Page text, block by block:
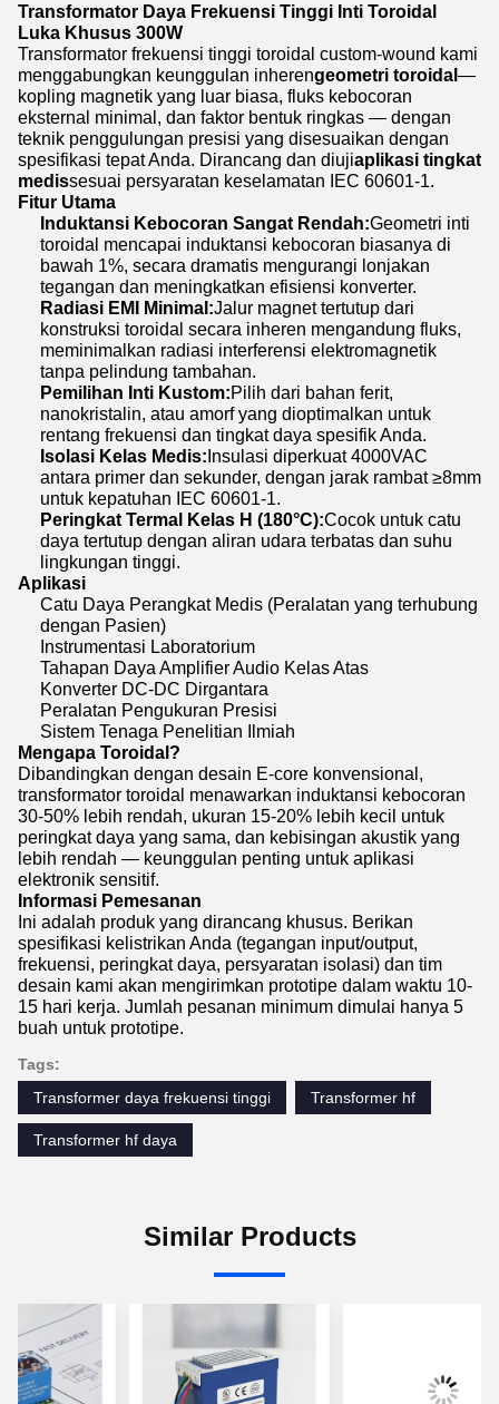
Transformator Daya Frekuensi Tinggi Inti Toroidal
Luka Khusus 300W
Transformator frekuensi tinggi toroidal custom-wound kami
menggabungkan keunggulan inherengeometri toroidal—
kopling magnetik yang luar biasa, fluks kebocoran
eksternal minimal, dan faktor bentuk ringkas — dengan
teknik penggulungan presisi yang disesuaikan dengan
spesifikasi tepat Anda. Dirancang dan diujiaplikasi tingkat
medissesuai persyaratan keselamatan IEC 60601-1.
Fitur Utama
Induktansi Kebocoran Sangat Rendah:Geometri inti
toroidal mencapai induktansi kebocoran biasanya di
bawah 1%, secara dramatis mengurangi lonjakan
tegangan dan meningkatkan efisiensi konverter.
Radiasi EMI Minimal:Jalur magnet tertutup dari
konstruksi toroidal secara inheren mengandung fluks,
meminimalkan radiasi interferensi elektromagnetik
tanpa pelindung tambahan.
Pemilihan Inti Kustom:Pilih dari bahan ferit,
nanokristalin, atau amorf yang dioptimalkan untuk
rentang frekuensi dan tingkat daya spesifik Anda.
Isolasi Kelas Medis:Insulasi diperkuat 4000VAC
antara primer dan sekunder, dengan jarak rambat ≥8mm
untuk kepatuhan IEC 60601-1.
Peringkat Termal Kelas H (180°C):Cocok untuk catu
daya tertutup dengan aliran udara terbatas dan suhu
lingkungan tinggi.
Aplikasi
Catu Daya Perangkat Medis (Peralatan yang terhubung
dengan Pasien)
Instrumentasi Laboratorium
Tahapan Daya Amplifier Audio Kelas Atas
Konverter DC-DC Dirgantara
Peralatan Pengukuran Presisi
Sistem Tenaga Penelitian Ilmiah
Mengapa Toroidal?
Dibandingkan dengan desain E-core konvensional,
transformator toroidal menawarkan induktansi kebocoran
30-50% lebih rendah, ukuran 15-20% lebih kecil untuk
peringkat daya yang sama, dan kebisingan akustik yang
lebih rendah — keunggulan penting untuk aplikasi
elektronik sensitif.
Informasi Pemesanan
Ini adalah produk yang dirancang khusus. Berikan
spesifikasi kelistrikan Anda (tegangan input/output,
frekuensi, peringkat daya, persyaratan isolasi) dan tim
desain kami akan mengirimkan prototipe dalam waktu 10-
15 hari kerja. Jumlah pesanan minimum dimulai hanya 5
buah untuk prototipe.
Tags:
Transformer daya frekuensi tinggi
Transformer hf
Transformer hf daya
Similar Products